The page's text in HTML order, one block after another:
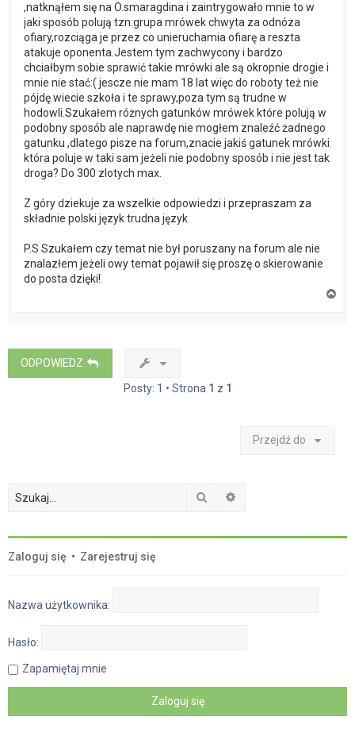
,natknąłem się na O.smaragdina i zaintrygowało mnie to w
jaki sposób polują tzn:grupa mrówek chwyta za odnóza
ofiary,rozciąga je przez co unieruchamia ofiarę a reszta
atakuje oponenta.Jestem tym zachwycony i bardzo
chciałbym sobie sprawić takie mrówki ale są okropnie drogie i
mnie nie stać:( jescze nie mam 18 lat więc do roboty też nie
pójdę wiecie szkoła i te sprawy,poza tym są trudne w
hodowli.Szukałem różnych gatunków mrówek które polują w
podobny sposób ale naprawdę nie mogłem znaleźć żadnego
gatunku ,dlatego pisze na forum,znacie jakiś gatunek mrówki
która poluje w taki sam jeżeli nie podobny sposób i nie jest tak
droga? Do 300 zlotych max.
Z góry dziekuje za wszelkie odpowiedzi i przepraszam za
składnie polski język trudna język
P.S Szukałem czy temat nie był poruszany na forum ale nie
znalazłem jeżeli owy temat pojawił się proszę o skierowanie
do posta dzięki!
ODPOWIEDZ
Posty: 1 • Strona 1 z 1
Przejdź do
Szukaj
Zaloguj się • Zarejestruj się
Nazwa użytkownika:
Hasło:
Zapamiętaj mnie